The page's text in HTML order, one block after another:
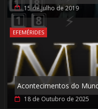
15 de Julho de 2019
EFEMÉRIDES
Acontecimentos do
18 de Outubro de 2025